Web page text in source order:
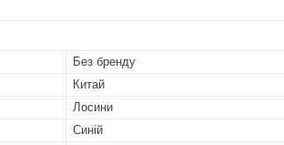
Без бренду
Китай
Лосини
Синій